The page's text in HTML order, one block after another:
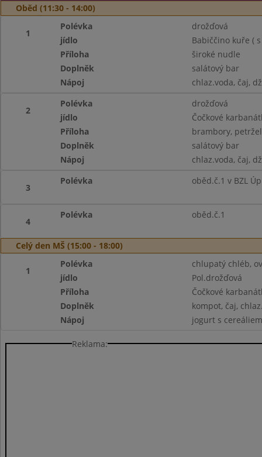
Oběd (11:30 - 14:00)
1
Polévka
drožďová
jídlo
Babiččino kuře (
Příloha
široké nudle
Doplněk
salátový bar
Nápoj
chlaz.voda, čaj,
2
Polévka
drožďová
jídlo
Čočkové
Příloha
brambory,
Doplněk
salátový bar
Nápoj
chlaz.voda, čaj,
3
Polévka oběd.č.1 v BZL
4
Polévka oběd.č.1
Celý den MŠ (15:00 - 18:00)
1
Polévka
chlupatý chléb,
jídlo
Pol.drožďová
Příloha
Čočkové
Doplněk
kompot, čaj,
Nápoj
jogurt s
Reklama: